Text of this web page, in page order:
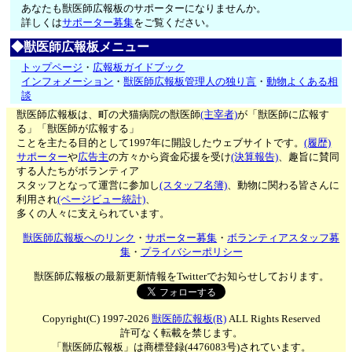
あなたも獣医師広報板のサポーターになりませんか。
詳しくはサポーター募集をご覧ください。
◆獣医師広報板メニュー
トップページ ・ 広報板ガイドブック
インフォメーション ・獣医師広報板管理人の独り言 ・動物よくある相
談
獣医師広報板は、町の犬猫病院の獣医師(主宰者)が「獣医師に広報す
る」「獣医師が広報する」
ことを主たる目的として1997年に開設したウェブサイトです。(履歴)
サポーターや広告主の方々から資金応援を受け(決算報告)、趣旨に賛同
する人たちがボランティア
スタッフとなって運営に参加し(スタッフ名簿)、動物に関わる皆さんに
利用され(ページビュー統計)、
多くの人々に支えられています。
獣医師広報板へのリンク ・サポーター募集 ・ボランティアスタッフ募
集・ プライバシーポリシー
獣医師広報板の最新更新情報をTwitterでお知らせしております。
Copyright(C) 1997-2026 獣医師広報板(R)ALL Rights Reserved
許可なく転載を禁じます。
「獣医師広報板」は商標登録(4476083号)されています。